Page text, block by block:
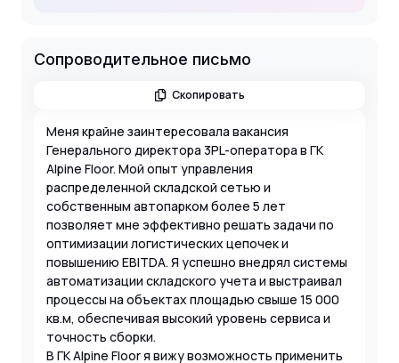
Сопроводительное письмо
Скопировать
Меня крайне заинтересовала вакансия
Генерального директора 3PL-оператора в ГК
Alpine Floor. Мой опыт управления
распределенной складской сетью и
собственным автопарком более 5 лет
позволяет мне эффективно решать задачи по
оптимизации логистических цепочек и
повышению EBITDA. Я успешно внедрял системы
автоматизации складского учета и выстраивал
процессы на объектах площадью свыше 15 000
кв.м, обеспечивая высокий уровень сервиса и
точность сборки.
В ГК Alpine Floor я вижу возможность применить